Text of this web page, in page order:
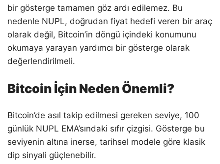
bir gösterge tamamen göz ardı edilemez. Bu
nedenle NUPL, doğrudan fiyat hedefi veren bir araç
olarak değil, Bitcoin’in döngü içindeki konumunu
okumaya yarayan yardımcı bir gösterge olarak
değerlendirilmeli.
Bitcoin İçin Neden Önemli?
Bitcoin’de asıl takip edilmesi gereken seviye, 100
günlük NUPL EMA’sındaki sıfır çizgisi. Gösterge bu
seviyenin altına inerse, tarihsel modele göre klasik
dip sinyali güçlenebilir.